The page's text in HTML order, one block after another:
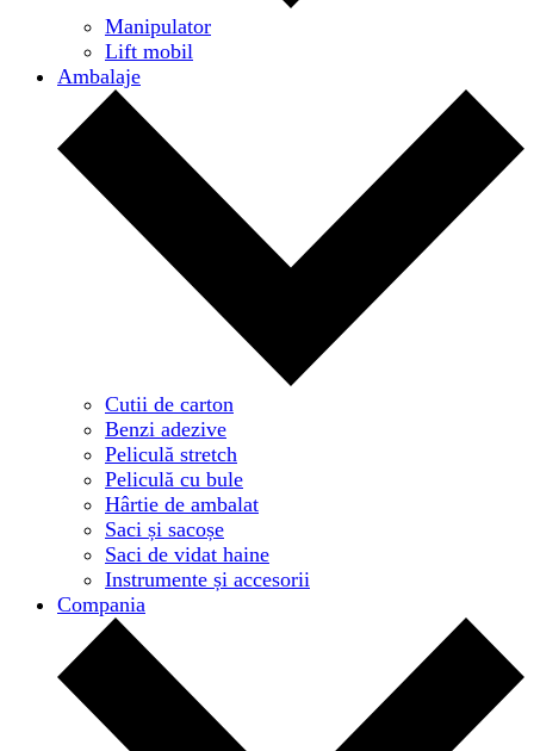
Manipulator
Lift mobil
Ambalaje
Cutii de carton
Benzi adezive
Peliculă stretch
Peliculă cu bule
Hârtie de ambalat
Saci și sacoșe
Saci de vidat haine
Instrumente și accesorii
Compania